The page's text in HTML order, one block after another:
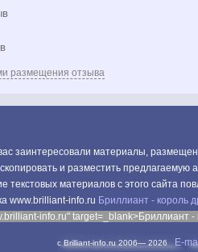
размещения отзыва
заинтересовали материалы,
и разместить предлагаемую
текстовых материалов с этого сайта
www.brilliant-info.ru Бриллиант - король
info.ru" target=_blank>Бриллиант
c Brilliant-info.ru 2006— 2026
E-